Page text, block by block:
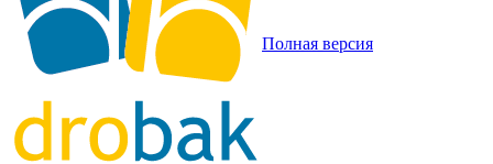
Полная версия